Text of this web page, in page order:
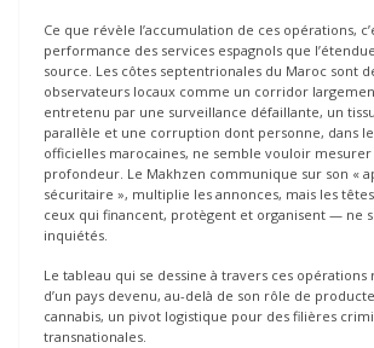
Ce que révèle l’accumulation de ces opérations,
performance des services espagnols que
source. Les côtes septentrionales du Maroc sont
observateurs locaux comme un corridor
entretenu par une surveillance défaillante, un
parallèle et une corruption dont personne, dans
officielles marocaines, ne semble vouloir
profondeur. Le Makhzen communique sur son «
sécuritaire », multiplie les annonces, mais les
ceux qui financent, protègent et organisent — ne
inquiétés.
Le tableau qui se dessine à travers ces
d’un pays devenu, au-delà de son rôle de
cannabis, un pivot logistique pour des filières
transnationales.